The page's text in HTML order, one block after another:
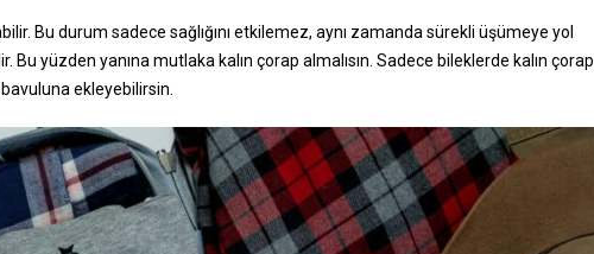
Bu durum sadece sağlığını etkilemez, aynı zamanda sürekli üşümeye yol
Bu yüzden yanına mutlaka kalın çorap almalısın. Sadece bileklerde kalın çorap
ekleyebilirsin.